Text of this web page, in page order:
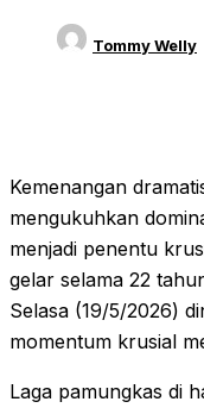
Tommy Welly
Kemenangan
mengukuhkan
menjadi penentu
gelar selama 22
Selasa (19/5/2026)
momentum krusial
Laga pamungkas di